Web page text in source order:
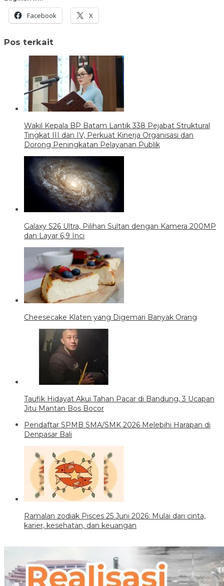
Facebook X
Pos terkait
Wakil Kepala BP Batam Lantik 338 Pejabat Struktural
Tingkat III dan IV, Perkuat Kinerja Organisasi dan
Dorong Peningkatan Pelayanan Publik
Galaxy S26 Ultra, Pilihan Sultan dengan Kamera 200MP
dan Layar 6,9 Inci
Cheesecake Klaten yang Digemari Banyak Orang
Taufik Hidayat Akui Tahan Pacar di Bandung, 3 Ucapan
Jitu Mantan Bos Bocor
Pendaftar SPMB SMA/SMK 2026 Melebihi Harapan di
Denpasar Bali
Ramalan zodiak Pisces 25 Juni 2026: Mulai dari cinta,
karier, kesehatan, dan keuangan